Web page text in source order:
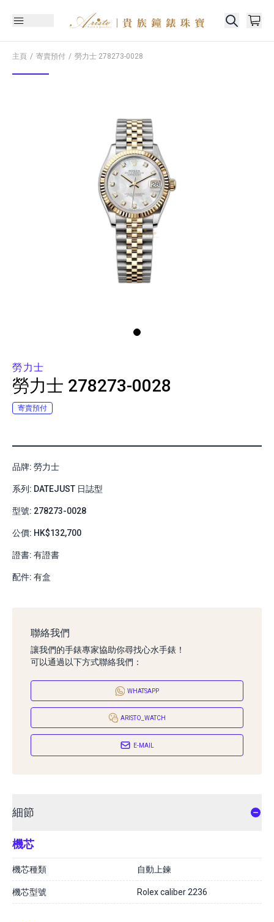
主頁 寄賣預付 勞力士 278273-0028
勞力士
勞力士 278273-0028
寄賣預付
品牌: 勞力士
系列: DATEJUST 日誌型
型號: 278273-0028
公價: HK$132,700
證書: 有證書
配件: 有盒
聯絡我們
讓我們的手錶專家協助你尋找心水手錶！
可以通過以下方式聯絡我們：
WHATSAPP
ARISTO_WATCH
E-MAIL
細節
機芯
機芯種類 自動上鍊
機芯型號 Rolex caliber 2236